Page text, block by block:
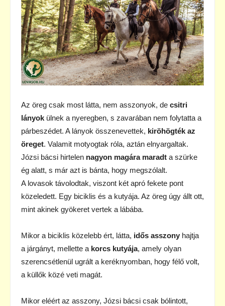
Az öreg csak most látta, nem asszonyok, de csitri
lányok ülnek a nyeregben, s zavarában nem folytatta a
párbeszédet. A lányok összenevettek, kiröhögték az
öreget. Valamit motyogtak róla, aztán elnyargaltak.
Józsi bácsi hirtelen nagyon magára maradt a szürke
ég alatt, s már azt is bánta, hogy megszólalt.
A lovasok távolodtak, viszont két apró fekete pont
közeledett. Egy biciklis és a kutyája. Az öreg úgy állt ott,
mint akinek gyökeret vertek a lábába.
Mikor a biciklis közelebb ért, látta, idős asszony hajtja
a járgányt, mellette a korcs kutyája, amely olyan
szerencsétlenül ugrált a keréknyomban, hogy félő volt,
a küllők közé veti magát.
Mikor eléért az asszony, Józsi bácsi csak bólintott,